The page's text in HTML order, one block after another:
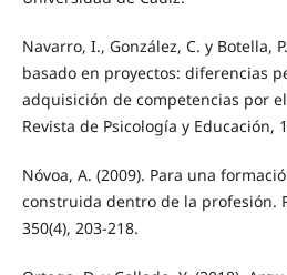
Navarro, I., González, C. y Botella,
basado en proyectos: diferencias
adquisición de competencias por
Revista de Psicología y Educación,
Nóvoa, A. (2009). Para una
construida dentro de la profesión.
350(4), 203-218.